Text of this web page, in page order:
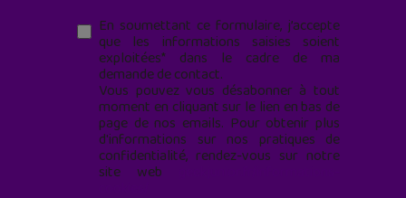
En soumettant ce formulaire, j’accepte
que les informations saisies soient
exploitées* dans le cadre de ma
demande de contact.
Vous pouvez vous désabonner à tout
moment en cliquant sur le lien en bas de
page de nos emails. Pour obtenir plus
d'informations sur nos pratiques de
confidentialité, rendez-vous sur notre
site web